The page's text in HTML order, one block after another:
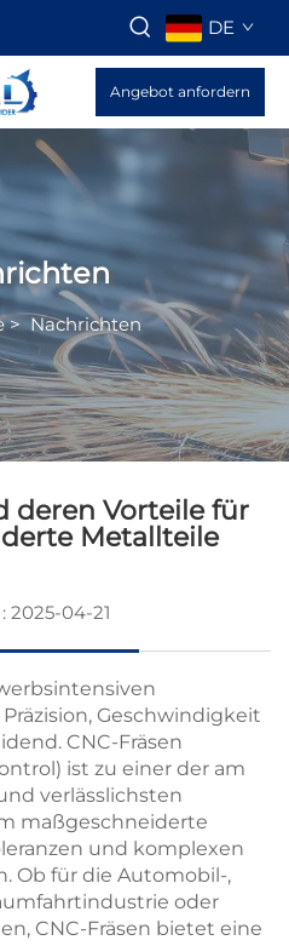
DE
Angebot anfordern
>Nachrichten
deren Vorteile für
Metallteile
2025-04-21
Geschwindigkeit
CNC-Fräsen
ist zu einer der am
verlässlichsten
maßgeschneiderte
und komplexen
Ob für die Automobil-,
oder
CNC-Fräsen bietet eine